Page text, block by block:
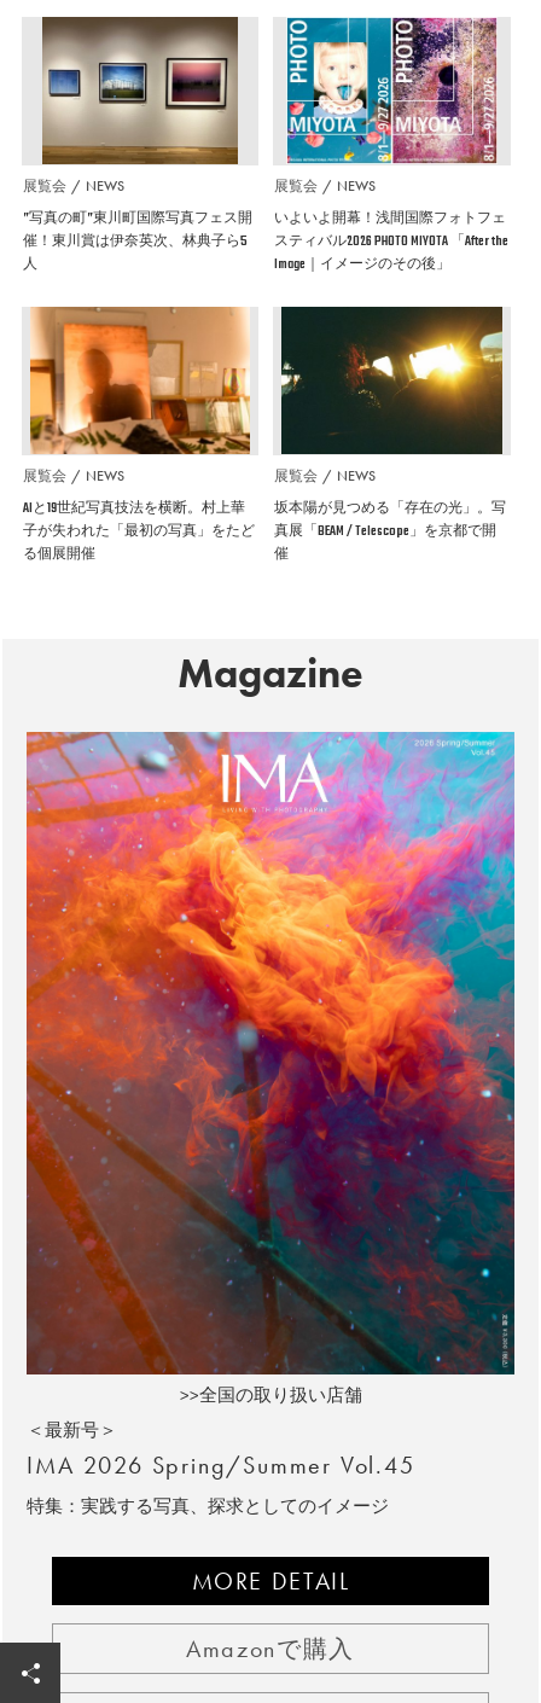
展覧会 NEWS
”写真の町”東川町国際写真フェス開
催！東川賞は伊奈英次、林典子ら5
人
展覧会 NEWS
いよいよ開幕！浅間国際フォトフェ
スティバル2026 PHOTO MIYOTA 「After the
Image｜イメージのその後」
展覧会 NEWS
AIと19世紀写真技法を横断。村上華
子が失われた「最初の写真」をたど
る個展開催
展覧会 NEWS
坂本陽が見つめる「存在の光」。写
真展「BEAM / Telescope」を京都で開
催
Magazine
>>全国の取り扱い店舗
＜最新号＞
IMA 2026 Spring/Summer Vol.45
特集：実践する写真、探求としてのイメージ
MORE DETAIL
Amazonで購入